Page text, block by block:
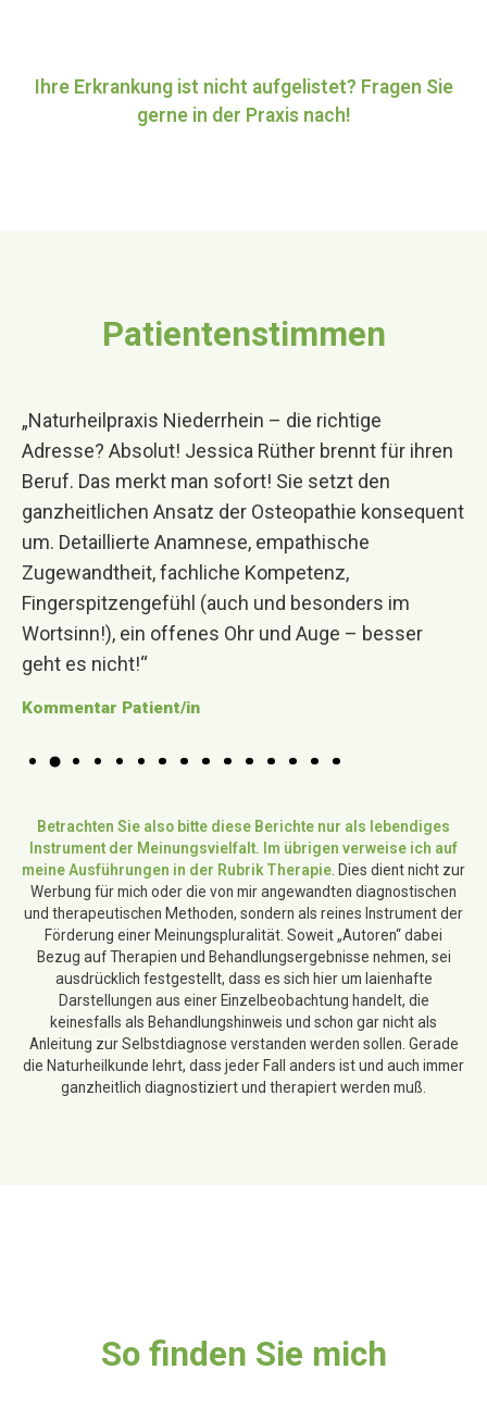
Ihre Erkrankung ist nicht aufgelistet? Fragen Sie
gerne in der Praxis nach!
Patientenstimmen
„Naturheilpraxis Niederrhein – die richtige
Adresse? Absolut! Jessica Rüther brennt für ihren
Beruf. Das merkt man sofort! Sie setzt den
ganzheitlichen Ansatz der Osteopathie konsequent
um. Detaillierte Anamnese, empathische
Zugewandtheit, fachliche Kompetenz,
Fingerspitzengefühl (auch und besonders im
Wortsinn!), ein offenes Ohr und Auge – besser
geht es nicht!“
Kommentar Patient/in
Betrachten Sie also bitte diese Berichte nur als lebendiges
Instrument der Meinungsvielfalt. Im übrigen verweise ich auf
meine Ausführungen in der Rubrik Therapie . Dies dient nicht zur
Werbung für mich oder die von mir angewandten diagnostischen
und therapeutischen Methoden, sondern als reines Instrument der
Förderung einer Meinungspluralität. Soweit „Autoren“ dabei
Bezug auf Therapien und Behandlungsergebnisse nehmen, sei
ausdrücklich festgestellt, dass es sich hier um laienhafte
Darstellungen aus einer Einzelbeobachtung handelt, die
keinesfalls als Behandlungshinweis und schon gar nicht als
Anleitung zur Selbstdiagnose verstanden werden sollen. Gerade
die Naturheilkunde lehrt, dass jeder Fall anders ist und auch immer
ganzheitlich diagnostiziert und therapiert werden muß.
So finden Sie mich